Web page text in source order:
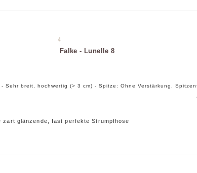
4
Falke - Lunelle 8
Sehr breit, hochwertig (> 3 cm) - Spitze: Ohne Verstärkung,
zart glänzende, fast perfekte Strumpfhose